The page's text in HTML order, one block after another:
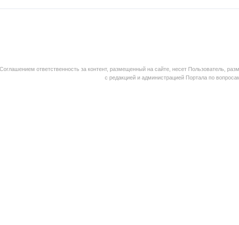
ответственность за контент, размещенный на сайте, несет Пользователь,
с редакцией и администрацией Портала по